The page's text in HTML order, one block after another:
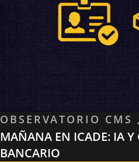
OBSERVATORIO CMS
MAÑANA EN ICADE: IA Y
BANCARIO